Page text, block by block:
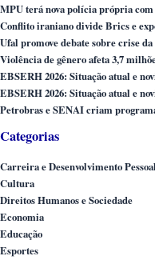
MPU terá nova polícia própria
Conflito iraniano divide Brics e
Ufal promove debate sobre crise
Violência de gênero afeta 3,7
EBSERH 2026: Situação atual e
EBSERH 2026: Situação atual e
Petrobras e SENAI criam
Categorias
Carreira e Desenvolvimento Pessoal
Cultura
Direitos Humanos e Sociedade
Economia
Educação
Esportes